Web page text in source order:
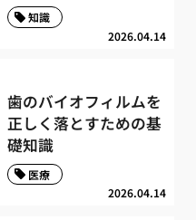
2026.04.14
知識
歯のバイオフィルムを
正しく落とすための基
礎知識
2026.04.14
医療